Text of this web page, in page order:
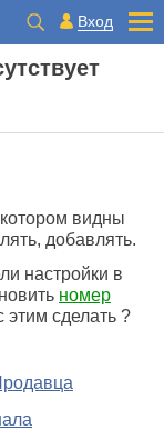
Вход
видны
добавлять.
настройки в
номер
сделать ?